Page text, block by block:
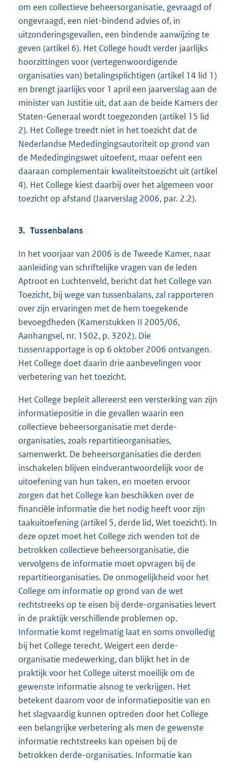
om een collectieve beheersorganisatie, gevraagd of
ongevraagd, een niet-bindend advies of, in
uitzonderingsgevallen, een bindende aanwijzing te
geven (artikel 6). Het College houdt verder jaarlijks
hoorzittingen voor (vertegenwoordigende
organisaties van) betalingsplichtigen (artikel 14 lid 1)
en brengt jaarlijks voor 1 april een jaarverslag aan de
minister van Justitie uit, dat aan de beide Kamers der
Staten-Generaal wordt toegezonden (artikel 15 lid
2). Het College treedt niet in het toezicht dat de
Nederlandse Mededingingsautoriteit op grond van
de Mededingingswet uitoefent, maar oefent een
daaraan complementair kwaliteitstoezicht uit (artikel
4). Het College kiest daarbij over het algemeen voor
toezicht op afstand (Jaarverslag 2006, par. 2.2).
3. Tussenbalans
In het voorjaar van 2006 is de Tweede Kamer, naar
aanleiding van schriftelijke vragen van de leden
Aptroot en Luchtenveld, bericht dat het College van
Toezicht, bij wege van tussenbalans, zal rapporteren
over zijn ervaringen met de hem toegekende
bevoegdheden (Kamerstukken II 2005/06,
Aanhangsel, nr. 1502, p. 3202). Die
tussenrapportage is op 6 oktober 2006 ontvangen.
Het College doet daarin drie aanbevelingen voor
verbetering van het toezicht.
Het College bepleit allereerst een versterking van zijn
informatiepositie in die gevallen waarin een
collectieve beheersorganisatie met derde-
organisaties, zoals repartitieorganisaties,
samenwerkt. De beheersorganisaties die derden
inschakelen blijven eindverantwoordelijk voor de
uitoefening van hun taken, en moeten ervoor
zorgen dat het College kan beschikken over de
financiële informatie die het nodig heeft voor zijn
taakuitoefening (artikel 5, derde lid, Wet toezicht). In
deze opzet moet het College zich wenden tot de
betrokken collectieve beheersorganisatie, die
vervolgens de informatie moet opvragen bij de
repartitieorganisaties. De onmogelijkheid voor het
College om informatie op grond van de wet
rechtstreeks op te eisen bij derde-organisaties levert
in de praktijk verschillende problemen op.
Informatie komt regelmatig laat en soms onvolledig
bij het College terecht. Weigert een derde-
organisatie medewerking, dan blijkt het in de
praktijk voor het College uiterst moeilijk om de
gewenste informatie alsnog te verkrijgen. Het
betekent daarom voor de informatiepositie van en
het slagvaardig kunnen optreden door het College
een belangrijke verbetering als men de gewenste
informatie rechtstreeks kan opeisen bij de
betrokken derde-organisaties. Informatie kan